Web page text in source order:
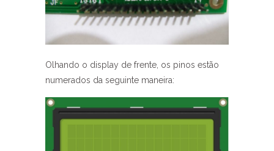
Olhando o display de frente, os pinos estão
numerados da seguinte maneira: